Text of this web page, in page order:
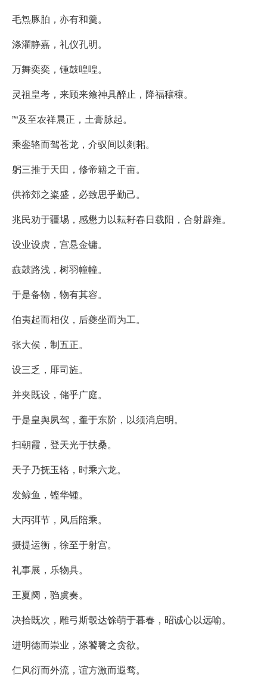
毛炰豚胉，亦有和羹。
涤濯静嘉，礼仪孔明。
万舞奕奕，锺鼓喤喤。
灵祖皇考，来顾来飨神具醉止，降福穰穰。
”“及至农祥晨正，土膏脉起。
乘銮辂而驾苍龙，介驭间以剡耜。
躬三推于天田，修帝籍之千亩。
供禘郊之粢盛，必致思乎勤己。
兆民劝于疆埸，感懋力以耘耔春日载阳，合射辟雍。
设业设虡，宫悬金镛。
鼖鼓路浅，树羽幢幢。
于是备物，物有其容。
伯夷起而相仪，后夔坐而为工。
张大侯，制五正。
设三乏，厞司旌。
并夹既设，储乎广庭。
于是皇舆夙驾，䡨于东阶，以须消启明。
扫朝霞，登天光于扶桑。
天子乃抚玉辂，时乘六龙。
发鲸鱼，铿华锺。
大丙弭节，风后陪乘。
摄提运衡，徐至于射宫。
礼事展，乐物具。
王夏阕，驺虞奏。
决拾既次，雕弓斯彀达馀萌于暮春，昭诚心以远喻。
进明德而崇业，涤饕餮之贪欲。
仁风衍而外流，谊方激而遐骛。